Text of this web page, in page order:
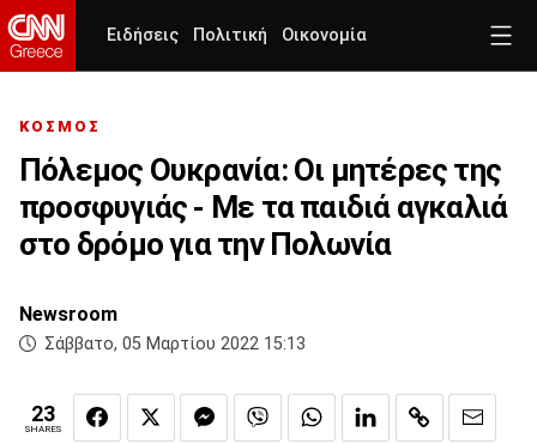
Ειδήσεις Πολιτική Οικονομία
ΚΟΣΜΟΣ
Πόλεμος Ουκρανία: Οι μητέρες της
προσφυγιάς - Με τα παιδιά αγκαλιά
στο δρόμο για την Πολωνία
Newsroom
Σάββατο, 05 Μαρτίου 2022 15:13
23
SHARES